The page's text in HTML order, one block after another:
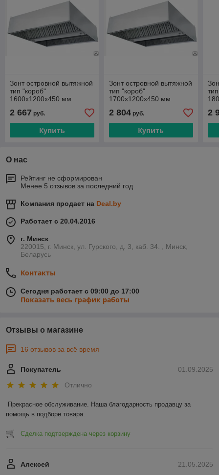
Зонт островной вытяжной
тип "короб"
1600х1200х450 мм
2 667 руб.
Купить
Зонт островной вытяжной
тип "короб"
1700х1200х450 мм
2 804руб.
Купить
2
О нас
Рейтинг не сформирован
Менее 5 отзывов за последний год
Компания продает на Deal.by
Работает с 20.04.2016
г. Минск
220015, г. Минск, ул. Гурского, д. 3, каб. 34. , Минск,
Беларусь
Контакты
Сегодня работает с 09:00 до 17:00
Показать весь график работы
Отзывы о магазине
16 отзывов за всё время
01.09.2025
Покупатель
Отлично
Прекрасное обслуживание. Наша благодарность продавцу за
помощь в подборе товара.
Сделка подтверждена через корзину
21.05.2025
Алексей